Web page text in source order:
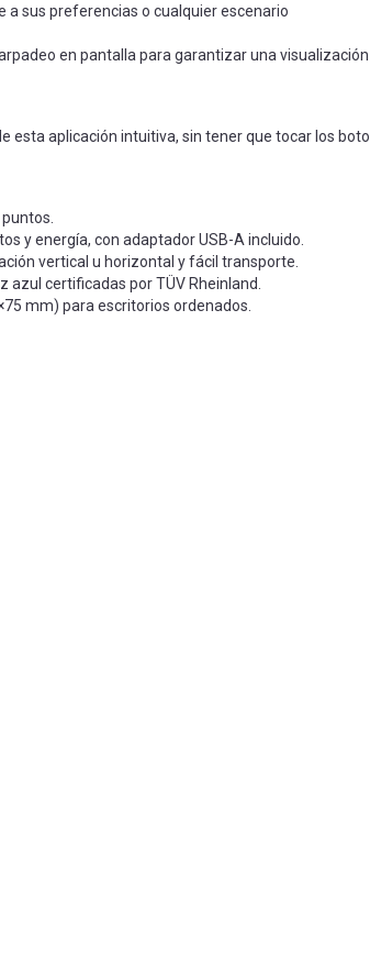
a sus preferencias o cualquier escenario
en pantalla para garantizar una
aplicación intuitiva, sin tener que tocar los
y energía, con adaptador USB-A incluido.
vertical u horizontal y fácil transporte.
azul certificadas por TÜV Rheinland.
mm) para escritorios ordenados.